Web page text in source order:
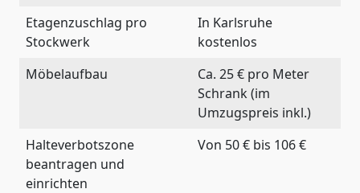
Etagenzuschlag pro
Stockwerk
In Karlsruhe
kostenlos
Möbelaufbau
Ca. 25 € pro Meter
Schrank (im
Umzugspreis inkl.)
Halteverbotszone
beantragen und
einrichten
Von 50 € bis 106 €